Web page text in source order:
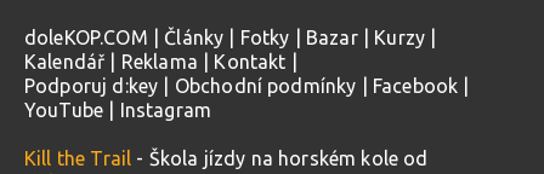
doleKOP.COM Články Fotky Bazar| Kurzy
Kalendář
Reklama Kontakt
Podporuj d:key
Obchodní podmínky Facebook
YouTube
Instagram
Kill the Trail - Škola jízdy na horském kole od